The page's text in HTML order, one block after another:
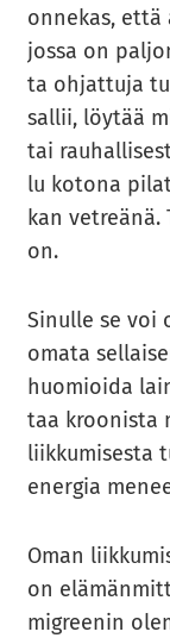
on­ne­kas, että
jossa on
ta oh­jat­tu­ja
sal­lii, löy­tää
tai
lu ko­to­na
kan
on.
Si­nul­le se voi
omata
huo­mioi­da
taa kroo­nis­ta
liik­ku­mi­ses­ta
ener­gia
Oman
on
migree­nin